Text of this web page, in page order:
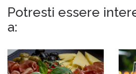
Potresti essere
a: